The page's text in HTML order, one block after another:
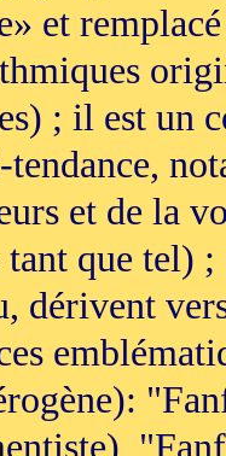
et
; il est un
et de la
que tel)
dérivent